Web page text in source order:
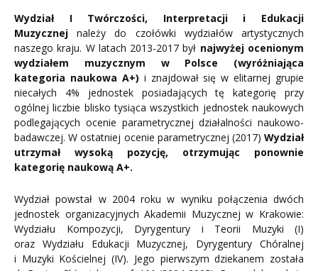
Wydział I Twórczości, Interpretacji i Edukacji
Muzycznej należy do czołówki wydziałów artystycznych
naszego kraju. W latach 2013-2017 był najwyżej ocenionym
wydziałem muzycznym w Polsce (wyróżniająca
kategoria naukowa A+) i znajdował się w elitarnej grupie
niecałych 4% jednostek posiadających tę kategorię przy
ogólnej liczbie blisko tysiąca wszystkich jednostek naukowych
podlegających ocenie parametrycznej działalności naukowo-
badawczej. W ostatniej ocenie parametrycznej (2017) Wydział
utrzymał wysoką pozycję, otrzymując ponownie
kategorię naukową A+.
Wydział powstał w 2004 roku w wyniku połączenia dwóch
jednostek organizacyjnych Akademii Muzycznej w Krakowie:
Wydziału Kompozycji, Dyrygentury i Teorii Muzyki (I)
oraz Wydziału Edukacji Muzycznej, Dyrygentury Chóralnej
i Muzyki Kościelnej (IV). Jego pierwszym dziekanem została